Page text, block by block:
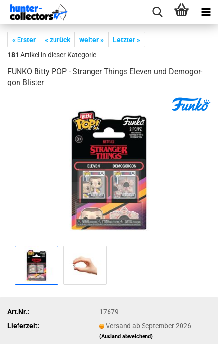
« Erster « zurück weiter »
Letzter »
181 Artikel in dieser Kategorie
FUNKO Bitty POP - Stran­ger Things Ele­ven und De­mo­gor­
gon Blis­ter
Art.Nr.:
17679
Lieferzeit:
Versand ab September 2026
(Ausland abweichend)